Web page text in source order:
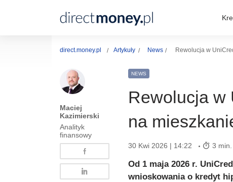
direct.money.pl Artykuły News Rewolucja w
Maciej
Kazimierski
Analityk
finansowy
NEWS
Rewolucja w
na
30 Kwi 2026 | 14:22 3
Od 1 maja 2026 r.
wnioskowania o kredyt